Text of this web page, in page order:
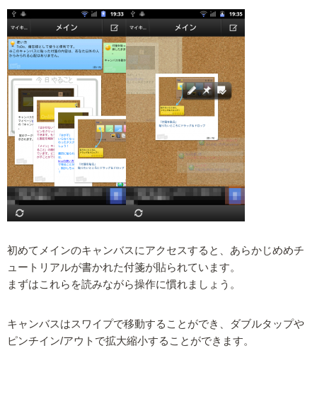
初めてメインのキャンバスにアクセスすると、あらかじめめチ
ュートリアルが書かれた付箋が貼られています。
まずはこれらを読みながら操作に慣れましょう。
キャンバスはスワイプで移動することができ、ダブルタップや
ピンチイン/アウトで拡大縮小することができます。